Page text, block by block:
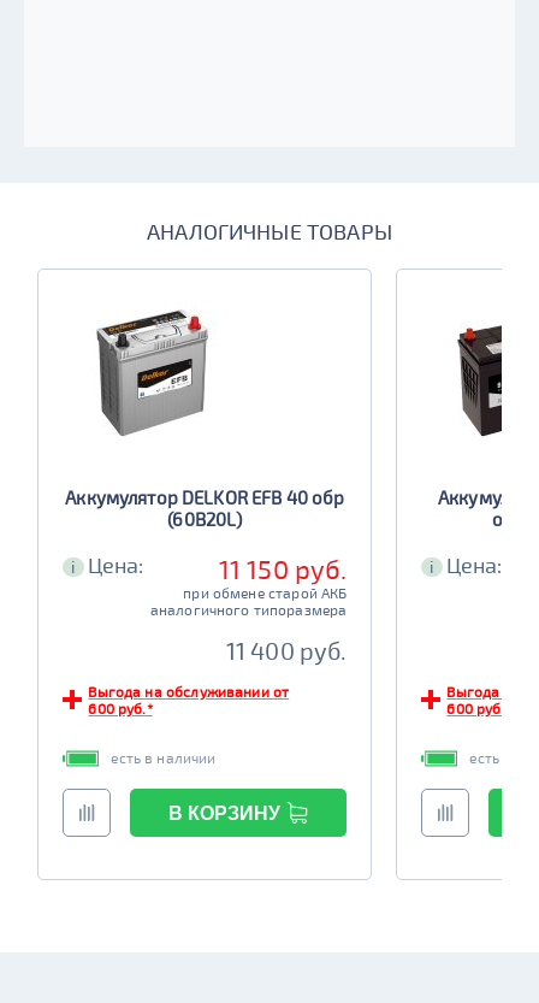
АНАЛОГИЧНЫЕ ТОВАРЫ
Аккумулятор DELKOR EFB 40 обр
(60B20L)
i Цена: 11 150 руб.
при обмене старой АКБ
аналогичного типоразмера
11 400 руб.
Выгода на обслуживании от
600 руб.*
есть в наличии
В КОРЗИНУ
обр
i Цена:
Выгода на
600 руб.*
есть в